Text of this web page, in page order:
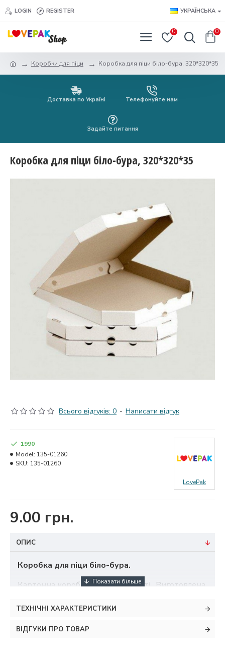
LOGIN REGISTER УКРАЇНСЬКА
0 0
Коробки для піци Коробка для піци біло-бура, 320*320*35
Доставка по Україні Телефонуйте нам
Задайте питання
Коробка для піци біло-бура, 320*320*35
Всього відгуків: 0 - Написати відгук
9.00 грн.
1990
Model: 135-01260
SKU: 135-01260
LovePak
ОПИС
Коробка для піци біло-бура.
Картонна коробка відмінної якості. Виготовлена
хачапурі.
ТЕХНІЧНІ ХАРАКТЕРИСТИКИ
ВІДГУКИ ПРО ТОВАР